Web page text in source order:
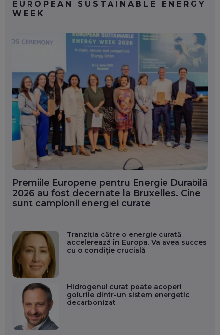
EUROPEAN SUSTAINABLE ENERGY
WEEK
Premiile Europene pentru Energie Durabilă
2026 au fost decernate la Bruxelles. Cine
sunt campionii energiei curate
Tranziția către o energie curată
accelerează în Europa. Va avea succes
cu o condiție crucială
Hidrogenul curat poate acoperi
golurile dintr-un sistem energetic
decarbonizat